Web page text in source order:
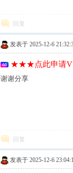
回复
发表于 2025-12-6
★★★点此申请
谢谢分享
回复
发表于 2025-12-6